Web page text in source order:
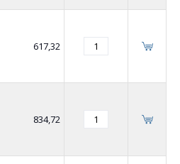
617,32
834,72